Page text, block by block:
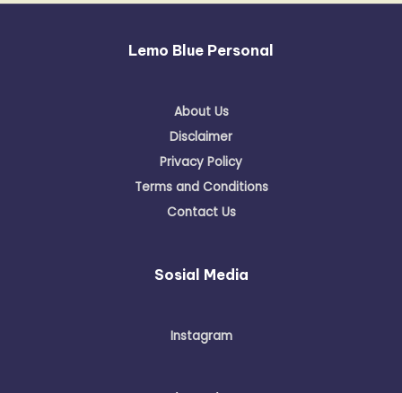
Lemo Blue Personal
About Us
Disclaimer
Privacy Policy
Terms and Conditions
Contact Us
Sosial Media
Instagram